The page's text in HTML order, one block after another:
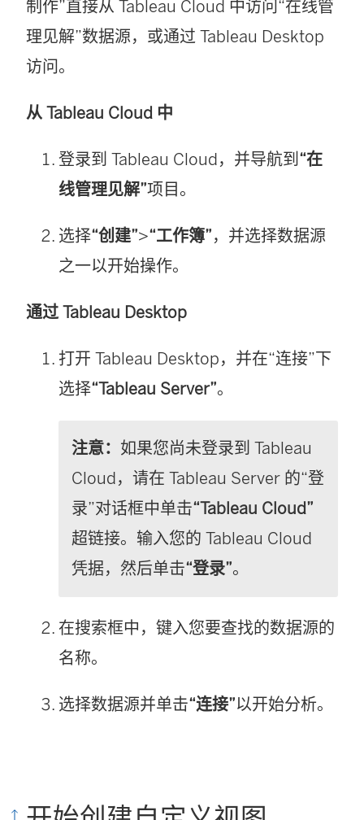
制作”直接从 Tableau Cloud 中访问“在线管
理见解”数据源，或通过 Tableau Desktop
访问。
从 Tableau Cloud 中
登录到 Tableau Cloud，并导航到“在
线管理见解”项目。
选择“创建”>“工作簿”，并选择数据源
之一以开始操作。
通过 Tableau Desktop
打开 Tableau Desktop，并在“连接”下
选择“Tableau Server”。
注意： 如果您尚未登录到 Tableau
Cloud，请在 Tableau Server 的“登
录”对话框中单击“Tableau Cloud”
超链接。输入您的 Tableau Cloud
凭据，然后单击“登录”。
在搜索框中，键入您要查找的数据源的
名称。
选择数据源并单击“连接”以开始分析。